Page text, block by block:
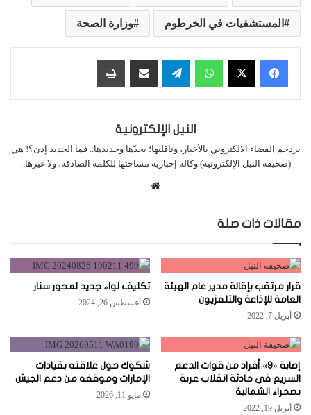
المستشفيات في الخرطوم وزارة الصحة
واتساب تيلقرام مشاركة عبر البريد طباعة
النيل الإلكترونية
يزدحم الفضاء الالكتروني بالأخبار، وناقليها؛ بجدّها وجديدها.. فما الجديد إذن؟! هي
(صحيفة النيل الإلكترونية) وكالة إخبارية مساحتها للكلمة الصادقة، ولا غيرها..
مقالات ذات صلة
قرار مرتقب بإقالة مدير عام الهيئة
العامة للإذاعة والتلفزيون
أبريل 7, 2022
تكليف لواء جديد لمحور سنار
أغسطس 26, 2024
إصابة «9» أفراد من قوات الدعم
السريع في حادثة انقلاب عربة
بصحراء الشمالية
أبريل 19, 2022
شكوك حول علاقته بقيادات
الإمارات وموقفه من دعم الجيش
مايو 11, 2026